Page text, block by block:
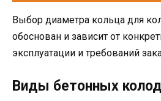
Выбор диаметра кольца для
обоснован и зависит от
эксплуатации и требований
Виды бетонных